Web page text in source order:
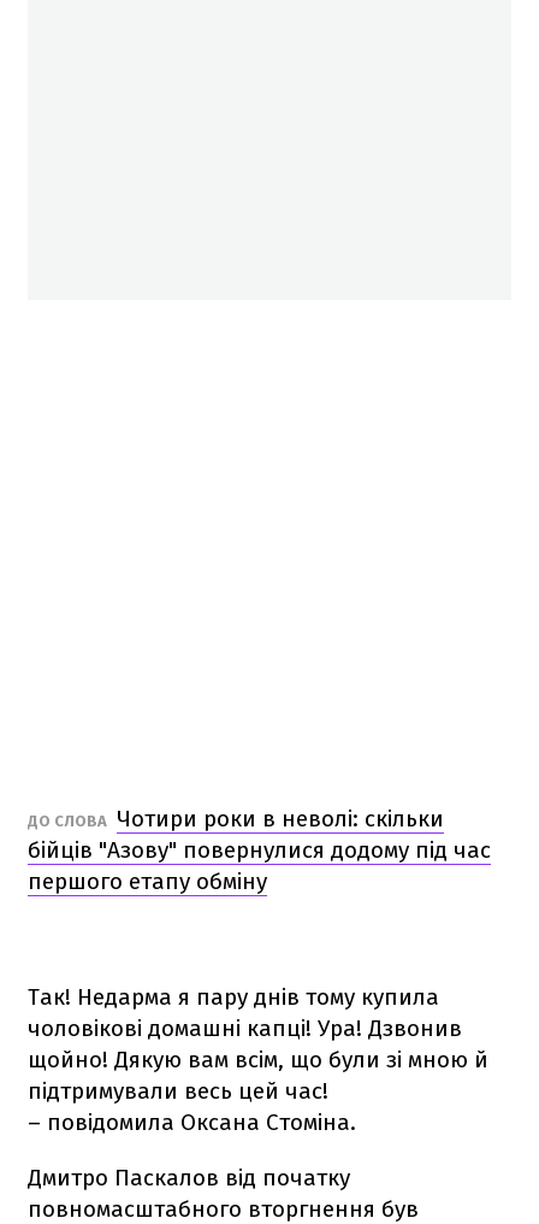
ДО СЛОВА Чотири роки в неволі: скільки
бійців "Азову" повернулися додому під час
першого етапу обміну
Так! Недарма я пару днів тому купила
чоловікові домашні капці! Ура! Дзвонив
щойно! Дякую вам всім, що були зі мною й
підтримували весь цей час!
– повідомила Оксана Стоміна.
Дмитро Паскалов від початку
повномасштабного вторгнення був